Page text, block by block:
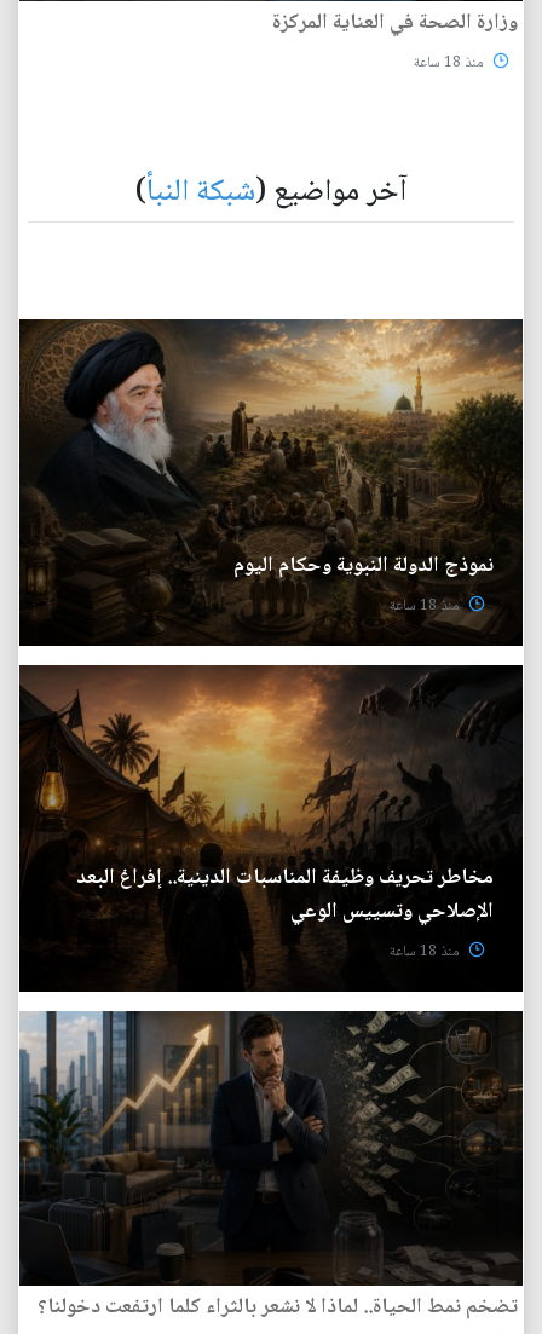
وزارة الصحة في العناية المركزة
منذ 18 ساعة
آخر مواضيع (شبكة النبأ)
نموذج الدولة النبوية وحكام اليوم
منذ 18 ساعة
مخاطر تحريف وظيفة المناسبات الدينية.. إفراغ البعد
الإصلاحي وتسييس الوعي
منذ 18 ساعة
تضخم نمط الحياة.. لماذا لا نشعر بالثراء كلما ارتفعت دخولنا؟